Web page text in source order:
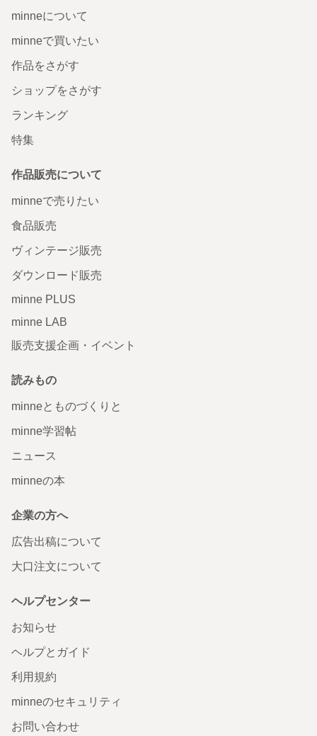
minneについて
minneで買いたい
作品をさがす
ショップをさがす
ランキング
特集
作品販売について
minneで売りたい
食品販売
ヴィンテージ販売
ダウンロード販売
minne PLUS
minne LAB
販売支援企画・イベント
読みもの
minneとものづくりと
minne学習帖
ニュース
minneの本
企業の方へ
広告出稿について
大口注文について
ヘルプセンター
お知らせ
ヘルプとガイド
利用規約
minneのセキュリティ
お問い合わせ